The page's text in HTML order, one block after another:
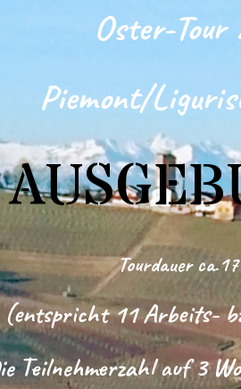
Oster-Tour
Piemont/
Tourdauer
(entspricht 11 Arbeits-
Teilnehmerzahl auf 3